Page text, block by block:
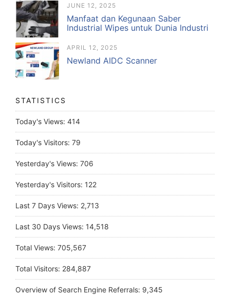
JUNE 12, 2025
Manfaat dan Kegunaan Saber
Industrial Wipes untuk Dunia Industri
APRIL 12, 2025
Newland AIDC Scanner
STATISTICS
Today's Views: 414
Today's Visitors: 79
Yesterday's Views: 706
Yesterday's Visitors: 122
Last 7 Days Views: 2,713
Last 30 Days Views: 14,518
Total Views: 705,567
Total Visitors: 284,887
Overview of Search Engine Referrals: 9,345